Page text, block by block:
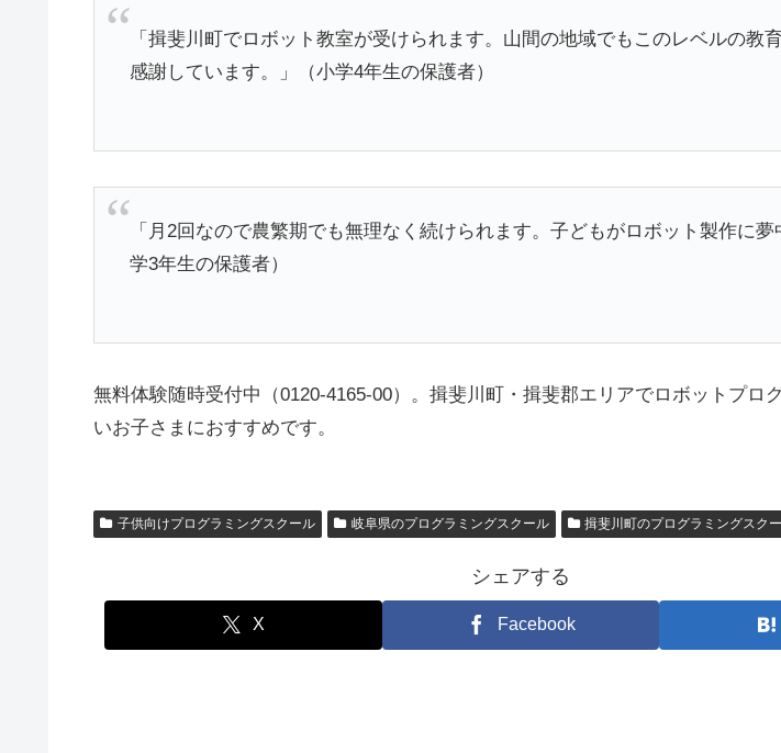
「揖斐川町でロボット教室が受けられます。山間の地域でもこのレベルの教
感謝しています。」（小学4年生の保護者）
「月2回なので農繁期でも無理なく続けられます。子どもがロボット製作に
学3年生の保護者）
無料体験随時受付中（0120-4165-00）。揖斐川町・揖斐郡エリアでロボットプロ
いお子さまにおすすめです。
子供向けプログラミングスクール 岐阜県のプログラミングスクール 揖斐川町のプログラミングスク
シェアする
X Facebook